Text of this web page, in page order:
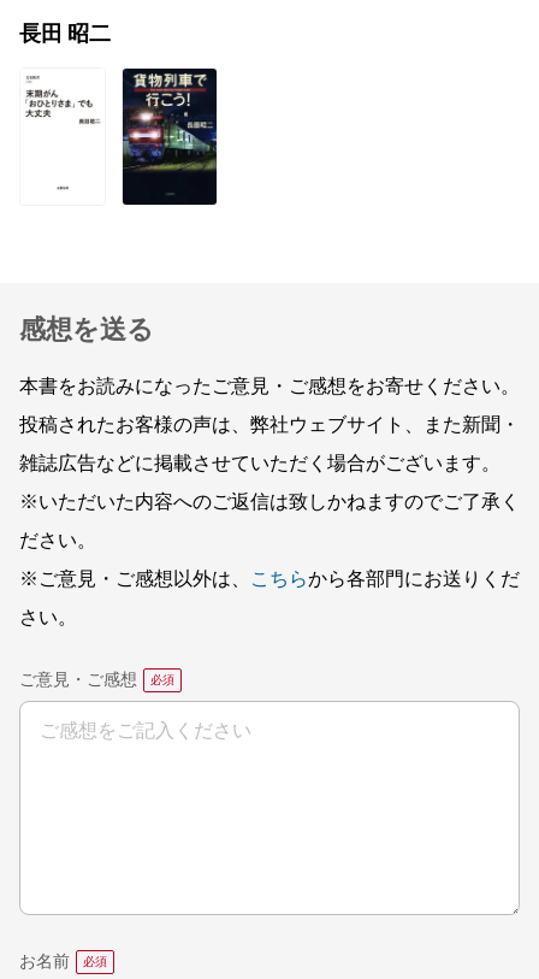
長田 昭二
感想を送る
本書をお読みになったご意見・ご感想をお寄せください。
投稿されたお客様の声は、弊社ウェブサイト、また新聞・
雑誌広告などに掲載させていただく場合がございます。
※いただいた内容へのご返信は致しかねますのでご了承く
ださい。
※ご意見・ご感想以外は、
こちらから各部門にお送りくだ
さい。
ご意見・ご感想
お名前